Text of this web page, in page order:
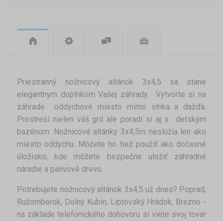
Priestranný nožnicový altánok 3x4,5 sa stane
elegantnym doplnkom Vašej záhrady. Vytvorte si na
záhrade oddychové miesto mimo slnka a dažďa.
Prestreší nielen váš gril ale poradí si aj s detským
bazénom. Nožnicové altánky 3x4,5m neslúžia len ako
miesto oddychu. Môžete ho tiež použiť ako dočasné
úložisko, kde môžete bezpečne uložiť záhradné
náradie a palivové drevo.
Potrebujete nožnicový altánok 3x4,5 už dnes? Poprad,
Ružomberok, Dolný Kubín, Liptovský Hrádok, Brezno -
na základe telefonického dohovoru si viete svoj tovar